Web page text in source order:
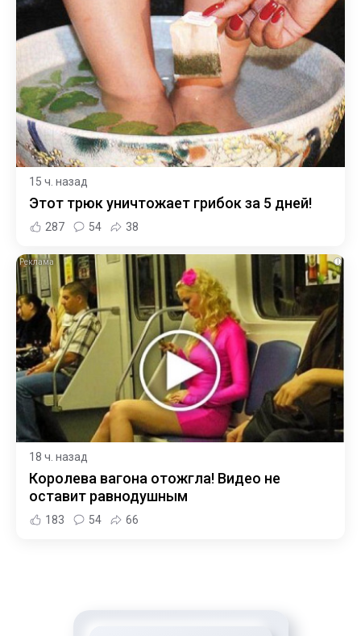
15 ч. назад
Этот трюк уничтожает грибок за 5 дней!
287 54 38
i
18 ч. назад
Королева вагона отожгла! Видео не
оставит равнодушным
183 54 66